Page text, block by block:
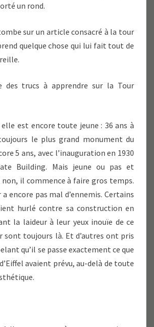
un rond.
sur un article consacré à la tour
quelque chose qui lui fait tout de
trucs à apprendre sur la Tour
elle est encore toute jeune : 36 ans à
le plus grand monument du
5 ans, avec l’inauguration en 1930
Building. Mais jeune ou pas et
il commence à faire gros temps.
a encore pas mal d’ennemis. Certains
hurlé contre sa construction en
la laideur à leur yeux inouïe de ce
sont toujours là. Et d’autres ont pris
qu’il se passe exactement ce que
avaient prévu, au-delà de toute